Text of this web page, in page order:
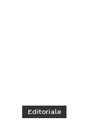
Editoriale